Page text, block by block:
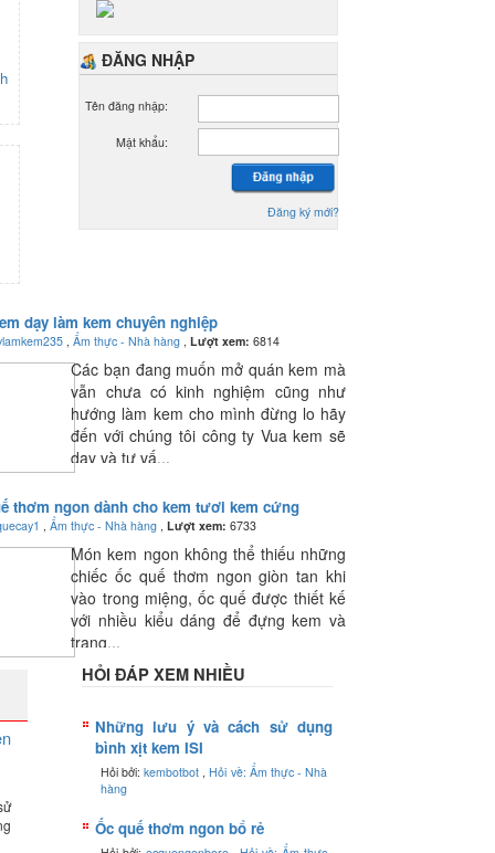
ĐĂNG NHẬP
Tên đăng nhập:
Mật khẩu:
Đăng ký mới?
dạy làm kem chuyên nghiệp
,Ẩm thực - Nhà hàng ,Lượt xem: 6814
Các bạn đang muốn mở quán kem mà
vẫn chưa có kinh nghiệm cũng như
hướng làm kem cho mình đừng lo hãy
đến với chúng tôi công ty Vua kem sẽ
dạy và tư vấ...
thơm ngon dành cho kem tươi kem cứng
,Ẩm thực - Nhà hàng ,Lượt xem: 6733
Món kem ngon không thể thiếu những
chiếc ốc quế thơm ngon giòn tan khi
vào trong miệng, ốc quế được thiết kế
với nhiều kiểu dáng để đựng kem và
trang...
HỎI ĐÁP XEM NHIỀU
Những lưu ý và cách sử dụng
bình xịt kem ISI
Hỏi bởi:kembotbot ,Hỏi về: Ẩm thực - Nhà
hàng
Ốc quế thơm ngon bổ rẻ